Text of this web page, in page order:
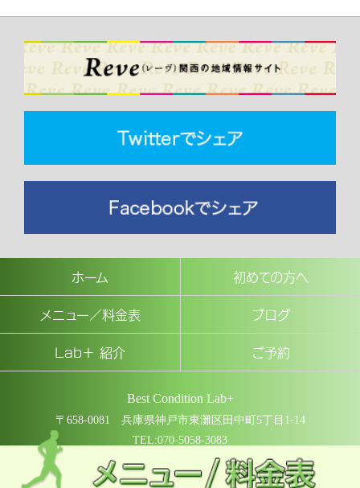
ホーム
初めての方へ
メニュー／料金表
ブログ
Lab＋ 紹介
ご予約
Best Condition Lab+
〒658-0081 兵庫県神戸市東灘区田中町5丁目1-14
TEL:070-5058-3083
COPYRIGHT © Best Condition Lab+ All rights reserved.